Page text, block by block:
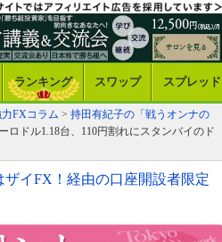
ランキング スワップ スプレッド
FXコラム > 持田有紀子の「戦うオンナの
ロドル1.18台、110円割れにスタンバイのド
ザイFX！経由の口座開設者限定